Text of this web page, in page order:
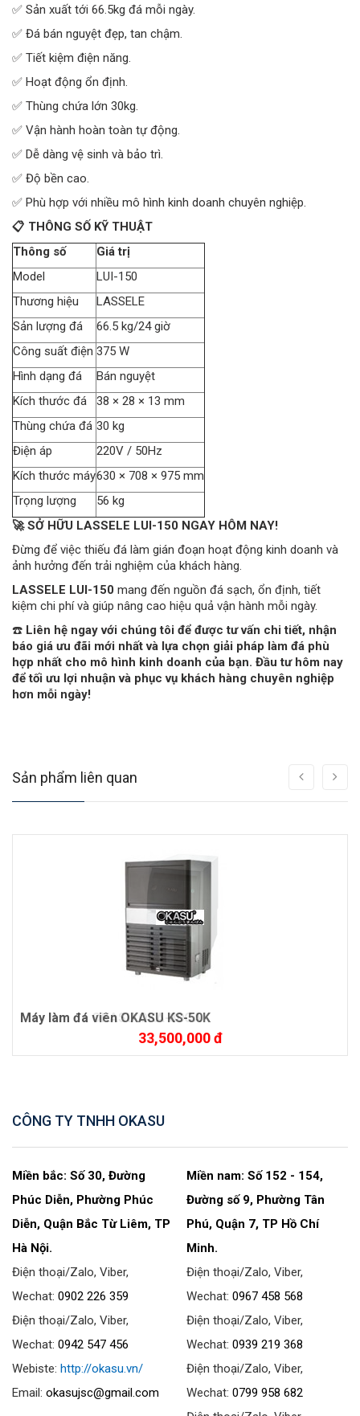
✅ Sản xuất tới 66.5kg đá mỗi ngày.
✅ Đá bán nguyệt đẹp, tan chậm.
✅ Tiết kiệm điện năng.
✅ Hoạt động ổn định.
✅ Thùng chứa lớn 30kg.
✅ Vận hành hoàn toàn tự động.
✅ Dễ dàng vệ sinh và bảo trì.
✅ Độ bền cao.
✅ Phù hợp với nhiều mô hình kinh doanh chuyên nghiệp.
📋 THÔNG SỐ KỸ THUẬT
Thông số
Giá trị
Model
LUI-150
Thương hiệu
LASSELE
Sản lượng đá
66.5 kg/24 giờ
Công suất điện 375 W
Hình dạng đá
Bán nguyệt
Kích thước đá
38 × 28 × 13 mm
Thùng chứa đá 30 kg
Điện áp
220V / 50Hz
Kích thước máy630 × 708 × 975 mm
Trọng lượng
56 kg
🚀 SỞ HỮU LASSELE LUI-150 NGAY HÔM NAY!
Đừng để việc thiếu đá làm gián đoạn hoạt động kinh doanh và
ảnh hưởng đến trải nghiệm của khách hàng.
LASSELE LUI-150 mang đến nguồn đá sạch, ổn định, tiết
kiệm chi phí và giúp nâng cao hiệu quả vận hành mỗi ngày.
☎️ Liên hệ ngay với chúng tôi để được tư vấn chi tiết, nhận
báo giá ưu đãi mới nhất và lựa chọn giải pháp làm đá phù
hợp nhất cho mô hình kinh doanh của bạn. Đầu tư hôm nay
để tối ưu lợi nhuận và phục vụ khách hàng chuyên nghiệp
hơn mỗi ngày!
Sản phẩm liên quan
Máy làm đá viên OKASU KS-50K
33,500,000 đ
CÔNG TY TNHH OKASU
Miền bắc: Số 30, Đường
Phúc Diễn, Phường Phúc
Diễn, Quận Bắc Từ Liêm, TP
Hà Nội.
Điện thoại/Zalo, Viber,
Wechat: 0902 226 359
Điện thoại/Zalo, Viber,
Wechat: 0942 547 456
Webiste: http://okasu.vn/
Email: okasujsc@gmail.com
Miền nam: Số 152 - 154,
Đường số 9, Phường Tân
Phú, Quận 7, TP Hồ Chí
Minh.
Điện thoại/Zalo, Viber,
Wechat:0967 458 568
Điện thoại/Zalo, Viber,
Wechat:0939 219 368
Điện thoại/Zalo, Viber,
Wechat:0799 958 682